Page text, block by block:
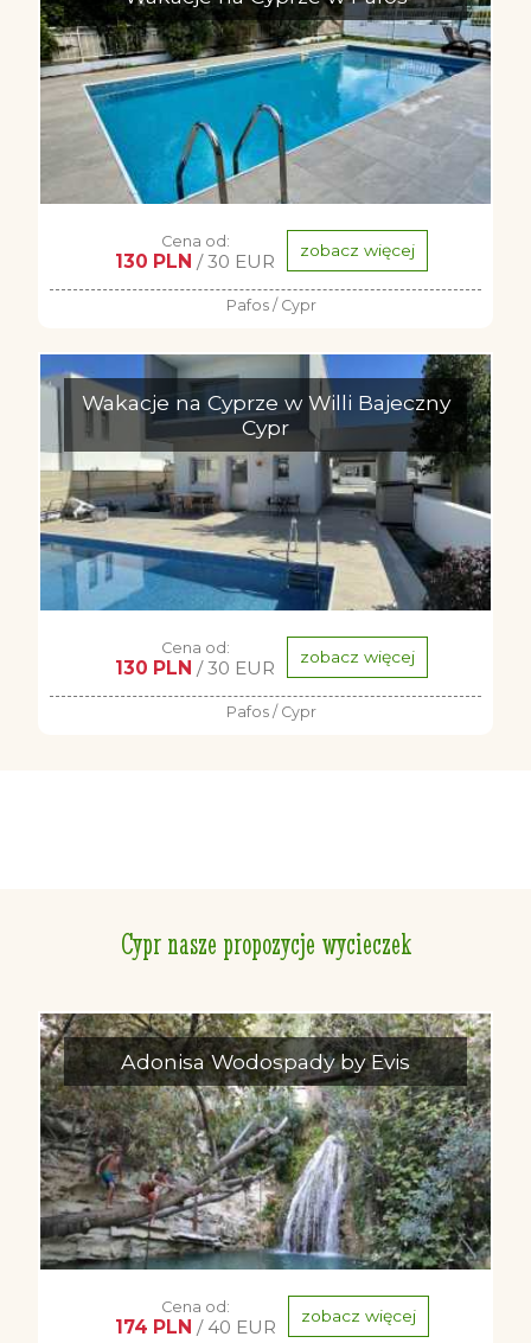
Cena od:
130 PLN / 30 EUR zobacz więcej
Pafos / Cypr
Wakacje na Cyprze w Willi Bajeczny
Cypr
Cena od:
130 PLN / 30 EUR zobacz więcej
Pafos / Cypr
Cypr nasze propozycje wycieczek
Adonisa Wodospady by Evis
Cena od:
174 PLN / 40 EUR zobacz więcej